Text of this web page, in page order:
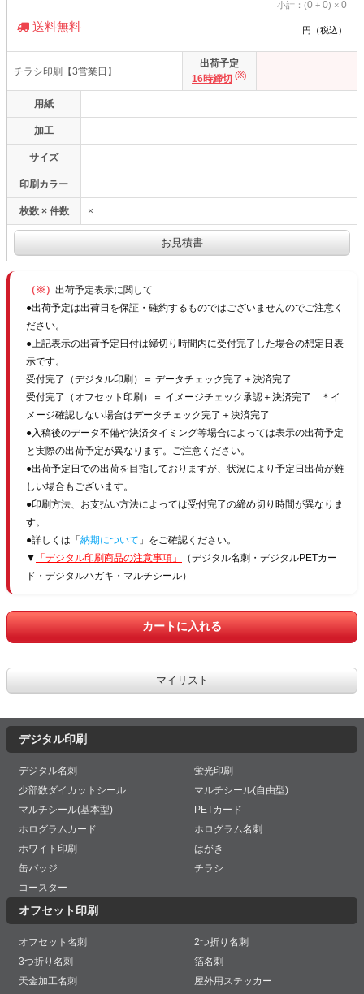
チラシ印刷【3営業日】
用紙
加工
サイズ
印刷カラー
枚数 × 件数
出荷予定
16時締切 (※)
×
小計：(0 + 0) × 0
送料無料 円（税込）
（※） 出荷予定表示に関して
●出荷予定は出荷日を保証・確約するものではございませんのでご注意く
ださい。
●上記表示の出荷予定日付は締切り時間内に受付完了した場合の想定日表
示です。
受付完了（デジタル印刷）＝ データチェック完了＋決済完了
受付完了（オフセット印刷）＝ イメージチェック承認＋決済完了 ＊イ
メージ確認しない場合はデータチェック完了＋決済完了
●入稿後のデータ不備や決済タイミング等場合によっては表示の出荷予定
と実際の出荷予定が異なります。ご注意ください。
●出荷予定日での出荷を目指しておりますが、状況により予定日出荷が難
しい場合もございます。
●印刷方法、お支払い方法によっては受付完了の締め切り時間が異なりま
す。
●詳しくは「 納期について 」をご確認ください。
▼
「デジタル印刷商品の注意事項」
（デジタル名刺・デジタルPETカー
ド・デジタルハガキ・マルチシール）
デジタル印刷
デジタル名刺
蛍光印刷
少部数ダイカットシール
マルチシール(自由型)
マルチシール(基本型)
PETカード
ホログラムカード
ホログラム名刺
ホワイト印刷
はがき
缶バッジ
チラシ
コースター
オフセット印刷
オフセット名刺
2つ折り名刺
3つ折り名刺
箔名刺
天金加工名刺
屋外用ステッカー